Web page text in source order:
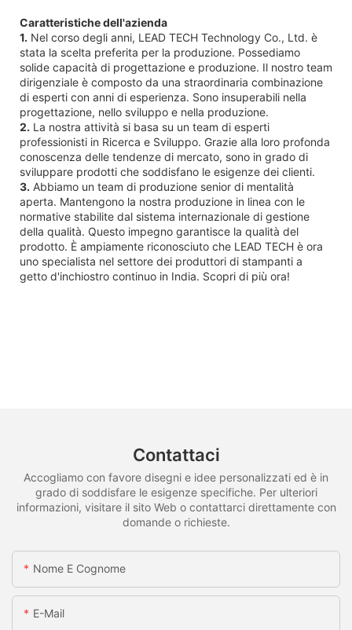
Caratteristiche dell'azienda
1. Nel corso degli anni, LEAD TECH Technology Co., Ltd. è
stata la scelta preferita per la produzione. Possediamo
solide capacità di progettazione e produzione. Il nostro team
dirigenziale è composto da una straordinaria combinazione
di esperti con anni di esperienza. Sono insuperabili nella
progettazione, nello sviluppo e nella produzione.
2. La nostra attività si basa su un team di esperti
professionisti in Ricerca e Sviluppo. Grazie alla loro profonda
conoscenza delle tendenze di mercato, sono in grado di
sviluppare prodotti che soddisfano le esigenze dei clienti.
3. Abbiamo un team di produzione senior di mentalità
aperta. Mantengono la nostra produzione in linea con le
normative stabilite dal sistema internazionale di gestione
della qualità. Questo impegno garantisce la qualità del
prodotto. È ampiamente riconosciuto che LEAD TECH è ora
uno specialista nel settore dei produttori di stampanti a
getto d'inchiostro continuo in India. Scopri di più ora!
Contattaci
Accogliamo con favore disegni e idee personalizzati ed è in
grado di soddisfare le esigenze specifiche. Per ulteriori
informazioni, visitare il sito Web o contattarci direttamente con
domande o richieste.
Nome E Cognome
E-Mail